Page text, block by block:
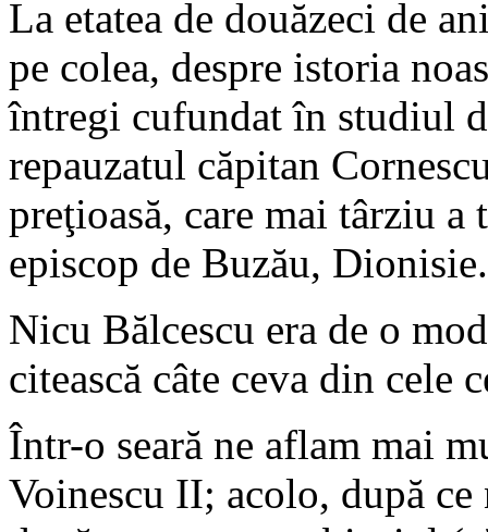
La etatea de douăzeci de
pe colea, despre istoria
întregi cufundat în studiul
repauzatul căpitan
preţioasă, care mai târziu
episcop de Buzău, Dionisie.
Nicu Bălcescu era de o
citească câte ceva din cele
Într-o seară ne aflam mai
Voinescu II; acolo, după